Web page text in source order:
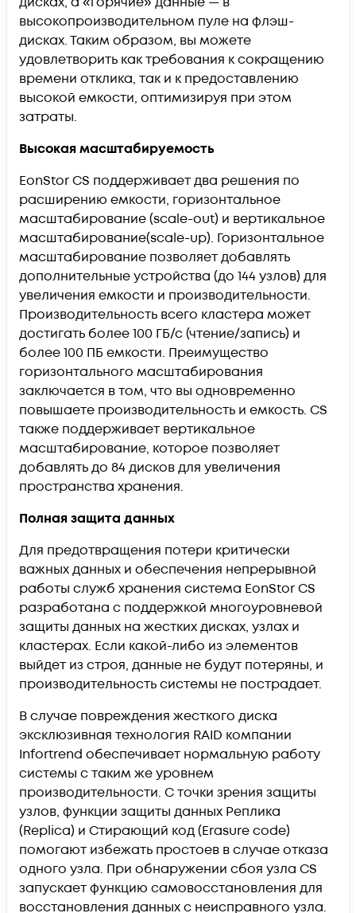
высокопроизводительном пуле на флэш-
дисках. Таким образом, вы можете
удовлетворить как требования к сокращению
времени отклика, так и к предоставлению
высокой емкости, оптимизируя при этом
затраты.
Высокая масштабируемость
EonStor CS поддерживает два решения по
расширению емкости, горизонтальное
масштабирование (scale-out) и вертикальное
масштабирование(scale-up). Горизонтальное
масштабирование позволяет добавлять
дополнительные устройства (до 144 узлов) для
увеличения емкости и производительности.
Производительность всего кластера может
достигать более 100 ГБ/с (чтение/запись) и
более 100 ПБ емкости. Преимущество
горизонтального масштабирования
заключается в том, что вы одновременно
повышаете производительность и емкость. CS
также поддерживает вертикальное
масштабирование, которое позволяет
добавлять до 84 дисков для увеличения
пространства хранения.
Полная защита данных
Для предотвращения потери критически
важных данных и обеспечения непрерывной
работы служб хранения система EonStor CS
разработана с поддержкой многоуровневой
защиты данных на жестких дисках, узлах и
кластерах. Если какой-либо из элементов
выйдет из строя, данные не будут потеряны, и
производительность системы не пострадает.
В случае повреждения жесткого диска
эксклюзивная технология RAID компании
Infortrend обеспечивает нормальную работу
системы с таким же уровнем
производительности. С точки зрения защиты
узлов, функции защиты данных Реплика
(Replica) и Стирающий код (Erasure code)
помогают избежать простоев в случае отказа
одного узла. При обнаружении сбоя узла CS
запускает функцию самовосстановления для
восстановления данных с неисправного узла.